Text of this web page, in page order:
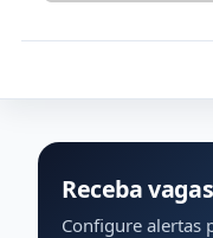
Receba
Configure alertas